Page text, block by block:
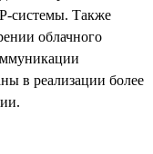
системы. Также
облачного
в реализации более